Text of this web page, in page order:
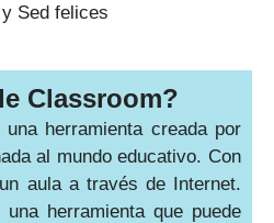
Sed felices
Classroom?​
herramienta creada por
al mundo educativo. Con
aula a través de Internet.
herramienta que puede